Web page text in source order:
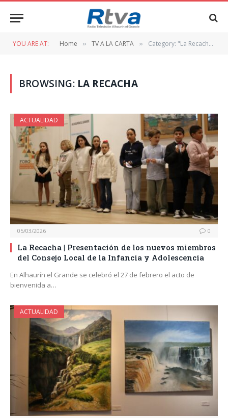
YOU ARE AT: Home » TV A LA CARTA » Category: "La Recacha" (Page 2)
BROWSING: LA RECACHA
ACTUALIDAD
05/03/2026 0
La Recacha | Presentación de los nuevos miembros
del Consejo Local de la Infancia y Adolescencia
En Alhaurín el Grande se celebró el 27 de febrero el acto de
bienvenida a…
ACTUALIDAD